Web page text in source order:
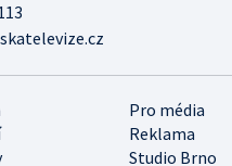
Pro média
Reklama
Studio Brno